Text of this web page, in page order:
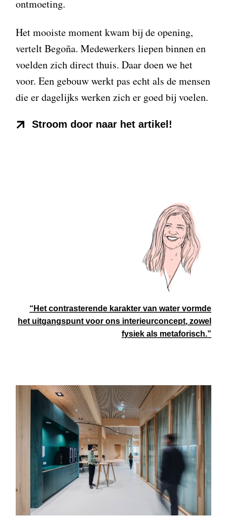
ontmoeting.
Het mooiste moment kwam bij de opening,
vertelt Begoña. Medewerkers liepen binnen en
voelden zich direct thuis. Daar doen we het
voor. Een gebouw werkt pas echt als de mensen
die er dagelijks werken zich er goed bij voelen.
Stroom door naar het artikel!
“Het contrasterende karakter van water vormde
het uitgangspunt voor ons interieurconcept, zowel
fysiek als metaforisch.”